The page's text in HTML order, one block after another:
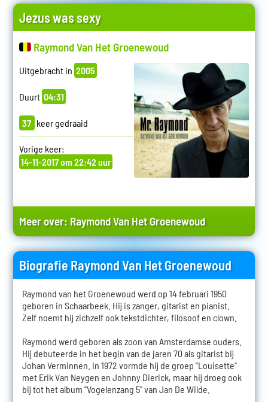
Jezus was sexy
Raymond Van Het Groenewoud
Uitgebracht in 2005
Duurt 04:31
37 keer gedraaid
Vorige keer:
14-11-2017 om 22:42 uur
Meer over: Raymond Van Het Groenewoud
Biografie Raymond Van Het Groenewoud
Raymond van het Groenewoud werd op 14 februari 1950
geboren in Schaarbeek. Hij is zanger, gitarist en pianist.
Zelf noemt hij zichzelf ook tekstdichter, filosoof en clown.
Raymond werd geboren als zoon van Amsterdamse ouders.
Hij debuteerde in het begin van de jaren 70 als gitarist bij
Johan Verminnen. In 1972 vormde hij de groep "Louisette"
met Erik Van Neygen en Johnny Dierick, maar hij droeg ook
bij tot het album "Vogelenzang 5" van Jan De Wilde.